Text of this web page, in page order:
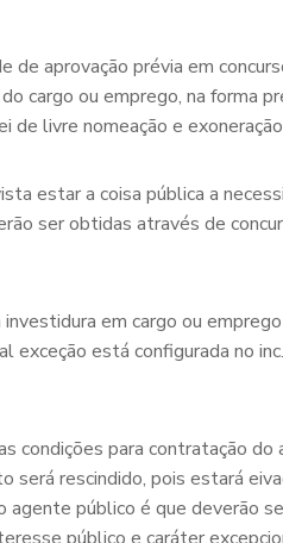
aprovação prévia em
cargo ou emprego, na forma
de livre nomeação e
estar a coisa pública a
ser obtidas através de
em cargo ou
exceção está configurada no
condições para contratação
rescindido, pois estará
público é que deverão